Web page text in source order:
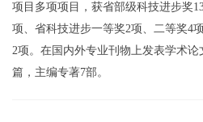
项目多项项目，获省部级科技进步奖
项、省科技进步一等奖2项、二等奖4
2项。在国内外专业刊物上发表学术论
篇，主编专著7部。